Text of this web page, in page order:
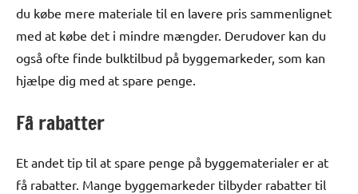
du købe mere materiale til en lavere pris sammenlignet
med at købe det i mindre mængder. Derudover kan du
også ofte finde bulktilbud på byggemarkeder, som kan
hjælpe dig med at spare penge.
Få rabatter
Et andet tip til at spare penge på byggematerialer er at
få rabatter. Mange byggemarkeder tilbyder rabatter til